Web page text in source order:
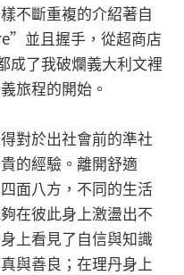
不斷重複的介紹著自
並且握手，從超商店
成了我破爛義大利文裡
旅程的開始。
對於出社會前的準社
的經驗。離開舒適
面八方，不同的生活
在彼此身上激盪出不
上看見了自信與知識
與善良；在理丹身上